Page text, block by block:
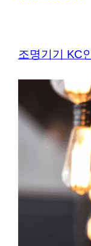
조명기기 KC